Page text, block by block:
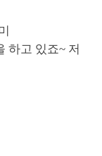
하고 있죠~ 저